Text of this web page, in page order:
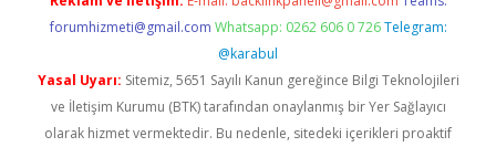
forumhizmeti@gmail.com Whatsapp: 0262 606 0 726 Telegram:
@karabul
Yasal Uyarı: Sitemiz, 5651 Sayılı Kanun gereğince Bilgi Teknolojileri
ve İletişim Kurumu (BTK) tarafından onaylanmış bir Yer Sağlayıcı
olarak hizmet vermektedir. Bu nedenle, sitedeki içerikleri proaktif